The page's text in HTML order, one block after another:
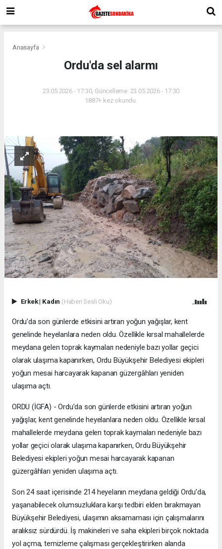
Anasayfa
Ordu'da sel alarmı
23.05.2026 - 17:30, Güncelleme: 23.05.2026 - 17:30
1887+ kez okundu.
Erkek| Kadın (Haberi Sesli Oku)
Ordu’da son günlerde etkisini artıran yoğun yağışlar, kent
genelinde heyelanlara neden oldu. Özellikle kırsal mahallelerde
meydana gelen toprak kaymaları nedeniyle bazı yollar geçici
olarak ulaşıma kapanırken, Ordu Büyükşehir Belediyesi ekipleri
yoğun mesai harcayarak kapanan güzergâhları yeniden
ulaşıma açtı.
ORDU (İGFA) - Ordu’da son günlerde etkisini artıran yoğun
yağışlar, kent genelinde heyelanlara neden oldu. Özellikle kırsal
mahallelerde meydana gelen toprak kaymaları nedeniyle bazı
yollar geçici olarak ulaşıma kapanırken, Ordu Büyükşehir
Belediyesi ekipleri yoğun mesai harcayarak kapanan
güzergâhları yeniden ulaşıma açtı.
Son 24 saat içerisinde 214 heyelanın meydana geldiği Ordu’da,
yaşanabilecek olumsuzluklara karşı tedbiri elden bırakmayan
Büyükşehir Belediyesi, ulaşımın aksamaması için çalışmalarını
aralıksız sürdürdü. İş makineleri ve saha ekipleri birçok noktada
yol açma, temizleme çalışması gerçekleştirirken alanda